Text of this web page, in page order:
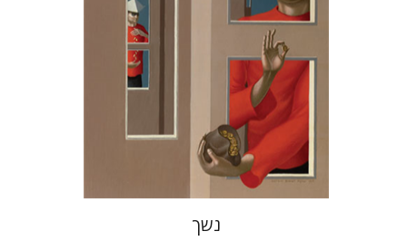
הנחת אתר ספר מודפס
$42
$38
נשך